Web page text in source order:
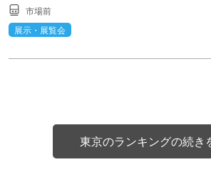
市場前
展示・展覧会
東京のランキングの続き